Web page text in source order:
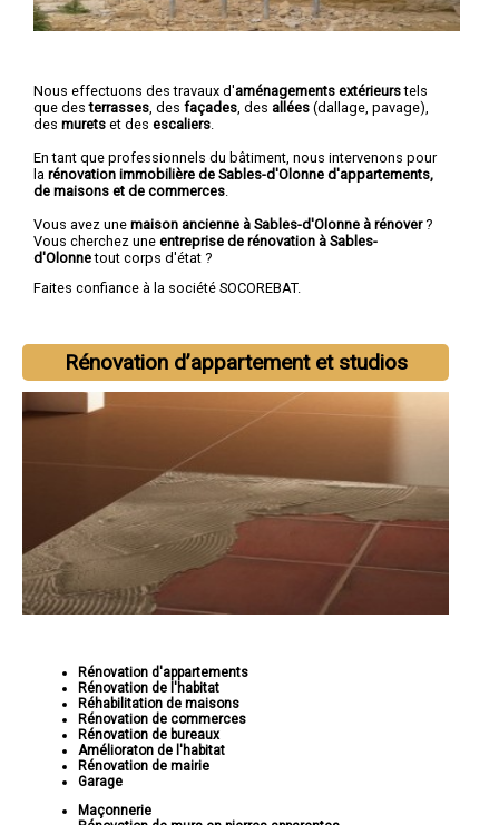
Nous effectuons des travaux d'aménagements extérieurstels
que desterrasses , des façades , des allées (dallage, pavage),
des murets et des escaliers
En tant que professionnels du bâtiment, nous intervenons pour
la rénovation immobilière de Sables-d'Olonne d'appartements,
de maisons et de commerces
Vous avez une maison ancienne à Sables-d'Olonne à rénover?
Vous cherchez une entreprise de rénovation à Sables-
d'Olonnetout corps d'état ?
Faites confiance à la société SOCOREBAT.
Rénovation d’appartement et studios
Rénovation d'appartements
Rénovation de l'habitat
Réhabilitation de maisons
Rénovation de commerces
Rénovation de bureaux
Amélioraton de l'habitat
Rénovation de mairie
Garage
Maçonnerie